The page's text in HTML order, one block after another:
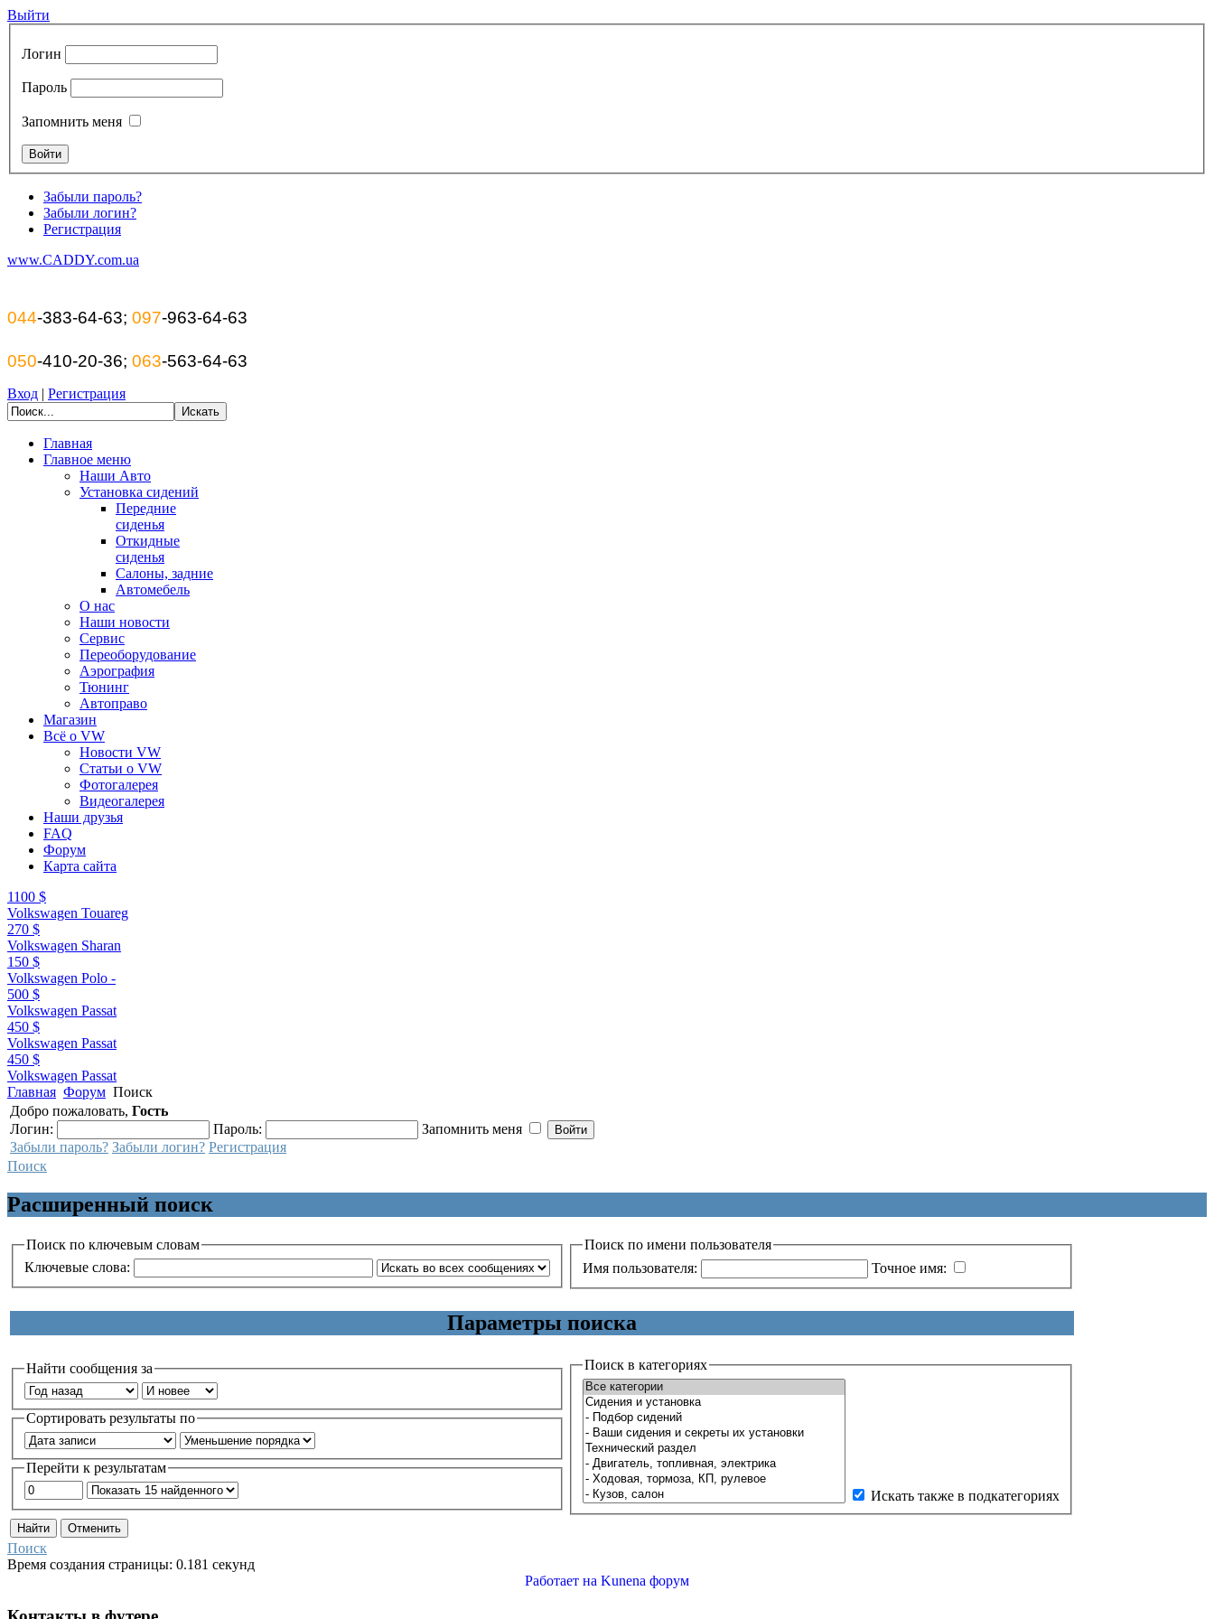
Выйти
Логин
Пароль
Запомнить меня
Забыли пароль?
Забыли логин?
Регистрация
www.CADDY.com.ua
044-383-64-63; 097-963-64-63
050-410-20-36; 063-563-64-63
Вход | Регистрация
Главная
Главное меню
Наши Авто
Установка сидений
Передние
сиденья
Откидные
сиденья
Салоны, задние
Автомебель
О нас
Наши новости
Сервис
Переоборудование
Аэрография
Тюнинг
Автоправо
Магазин
Всё о VW
Новости VW
Статьи o VW
Фотогалерея
Видеогалерея
Наши друзья
FAQ
Форум
Карта сайта
1100 $
Volkswagen Touareg
270 $
Volkswagen Sharan
150 $
Volkswagen Polo -
500 $
Volkswagen Passat
450 $
Volkswagen Passat
450 $
Volkswagen Passat
Главная Форум Поиск
Добро пожаловать, Гость
Логин:
Пароль:
Запомнить меня
Забыли пароль? Забыли логин? Регистрация
Поиск
Расширенный поиск
Поиск по ключевым словам
Ключевые слова:
Поиск по имени пользователя
Имя пользователя:
Точное имя:
Параметры поиска
Найти сообщения за
Сортировать результаты по
Перейти к результатам
Поиск в категориях
Искать также в подкатегориях
Поиск
Время создания страницы: 0.181 секунд
Работает на Kunena форум